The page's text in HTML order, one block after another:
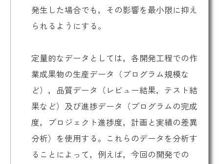
発生した場合でも，その影響を最小限に抑え
られるようにする。
定量的なデータとしては，各開発工程での作
業成果物の生産データ（プログラム規模な
ど），品質データ（レビュー結果，テスト結
果など）及び進捗データ（プログラムの完成
度，プロジェクト進捗度，計画と実績の差異
分析）を使用する。これらのデータを分析す
ることによって，例えば，今回の開発での